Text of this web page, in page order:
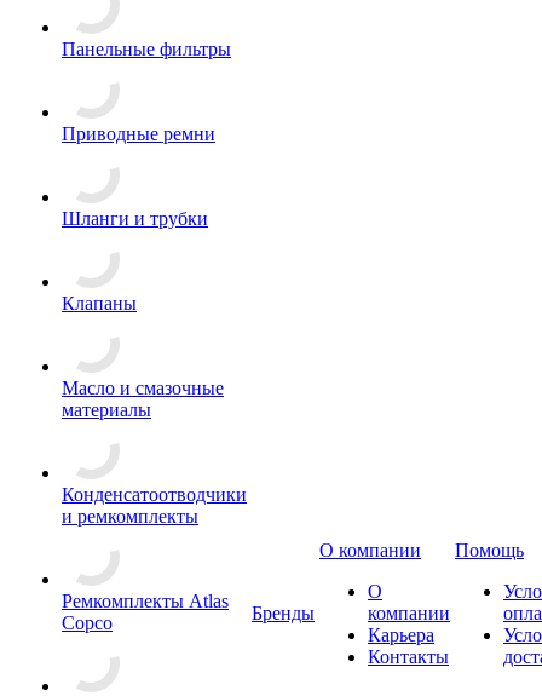
Панельные фильтры
Приводные ремни
Шланги и трубки
Клапаны
Масло и смазочные
материалы
Конденсатоотводчики
и ремкомплекты
Ремкомплекты Atlas
Copco
Бренды
О компании
О
компании
Карьера
Контакты
Помощь